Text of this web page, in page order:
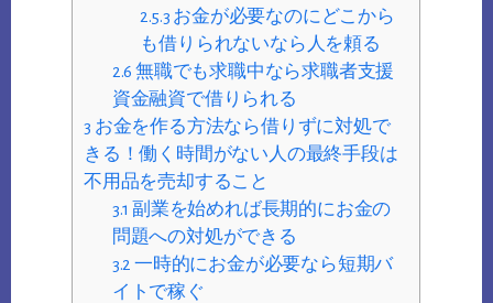
2.5.3 お金が必要なのにどこから
も借りられないなら人を頼る
2.6 無職でも求職中なら求職者支援
資金融資で借りられる
3 お金を作る方法なら借りずに対処で
きる！働く時間がない人の最終手段は
不用品を売却すること
3.1 副業を始めれば長期的にお金の
問題への対処ができる
3.2 一時的にお金が必要なら短期バ
イトで稼ぐ